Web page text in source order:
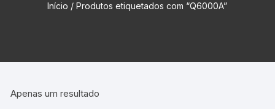
Início / Produtos etiquetados com “Q6000A”
Apenas um resultado